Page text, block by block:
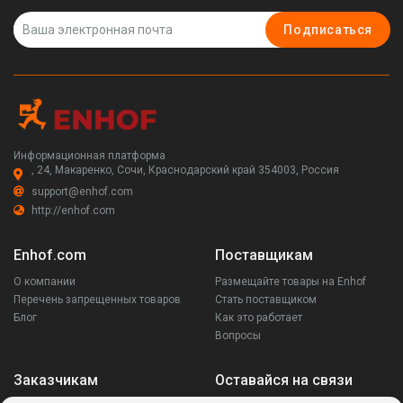
Подписаться
Информационная платформа
, 24, Макаренко, Сочи, Краснодарский край 354003, Россия
support@enhof.com
http://enhof.com
Enhof.com
О компании
Перечень запрещенных товаров
Блог
Поставщикам
Размещайте товары на Enhof
Стать поставщиком
Как это работает
Вопросы
Заказчикам Оставайся на связи